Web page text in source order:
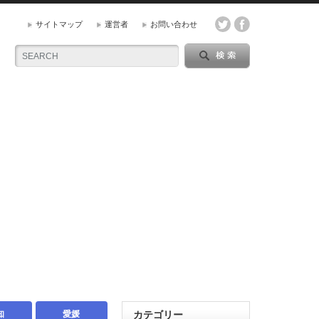
サイトマップ 運営者 お問い合わせ
愛媛 カテゴリー